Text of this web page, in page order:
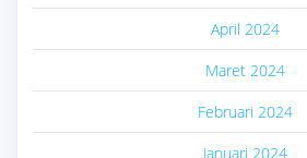
April 2024
Maret 2024
Februari 2024
Januari 2024